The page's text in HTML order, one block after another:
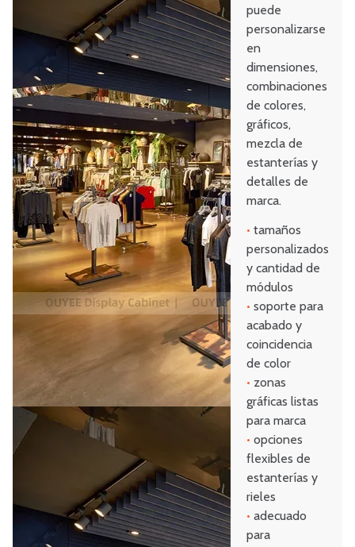
puede
personalizarse
en
dimensiones,
combinaciones
de colores,
gráficos,
mezcla de
estanterías y
detalles de
marca.
• tamaños
personalizados
y cantidad de
módulos
• soporte para
acabado y
coincidencia
de color
• zonas
gráficas listas
para marca
• opciones
flexibles de
estanterías y
rieles
• adecuado
para